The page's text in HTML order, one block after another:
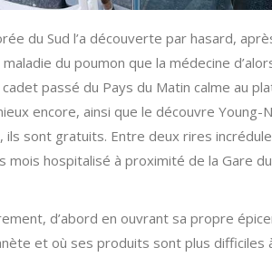
du Sud l’a découverte par hasard,
du poumon que la médecine
passé du Pays du Matin calme au
encore, ainsi que le découvre Young-
ils sont gratuits. Entre deux rires
hospitalisé à proximité de la Gare du
d’abord en ouvrant sa propre
et où ses produits sont plus difficiles